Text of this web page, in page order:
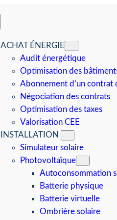
ACHAT ÉNERGIE
Audit énergétique
Optimisation des
Abonnement d’un contrat
Négociation des contrats
Optimisation des taxes
Valorisation CEE
INSTALLATION
Simulateur solaire
Photovoltaïque
Autoconsommation
Batterie physique
Batterie virtuelle
Ombrière solaire